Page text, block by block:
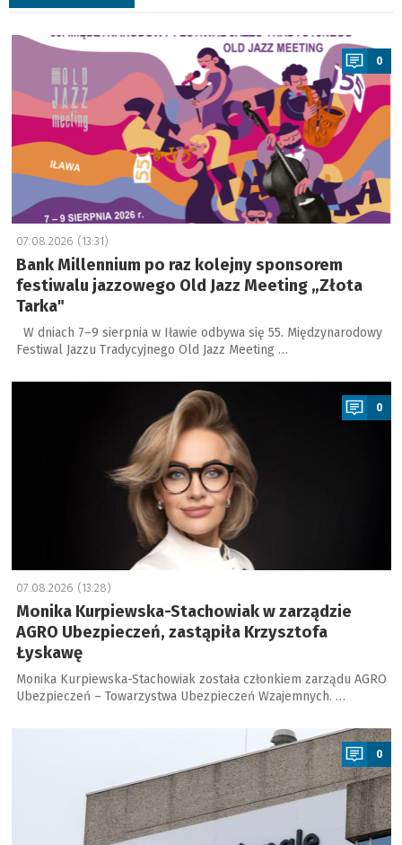
a
0
07.08.2026 (13:31)
Bank Millennium po raz kolejny sponsorem
festiwalu jazzowego Old Jazz Meeting „Złota
Tarka"
W dniach 7–9 sierpnia w Iławie odbywa się 55. Międzynarodowy
Festiwal Jazzu Tradycyjnego Old Jazz Meeting …
a
0
07.08.2026 (13:28)
Monika Kurpiewska-Stachowiak w zarządzie
AGRO Ubezpieczeń, zastąpiła Krzysztofa
Łyskawę
Monika Kurpiewska-Stachowiak została członkiem zarządu AGRO
Ubezpieczeń – Towarzystwa Ubezpieczeń Wzajemnych. …
0